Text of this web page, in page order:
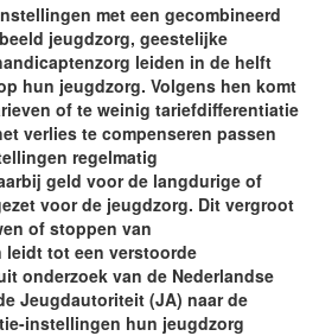
met een gecombineerd
jeugdzorg, geestelijke
leiden in de helft
hun jeugdzorg. Volgens hen komt
of te weinig tariefdifferentiatie
verlies te compenseren passen
regelmatig
geld voor de langdurige of
voor de jeugdzorg. Dit vergroot
of stoppen van
tot een verstoorde
onderzoek van de Nederlandse
Jeugdautoriteit (JA) naar de
instellingen hun jeugdzorg